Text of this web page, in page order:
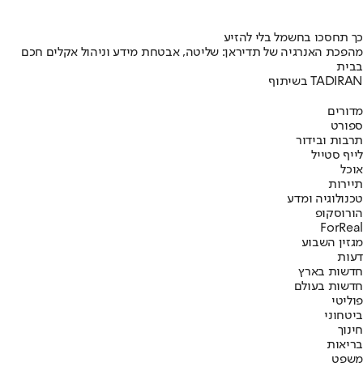
כך תחסכו בחשמל בלי להזיע
מהפכת האנרגיה של תדיראן: שליטה, אבטחת מידע וניהול אקלים חכם
בבית
בשיתוף TADIRAN
מדורים
ספורט
תרבות ובידור
לייף סטייל
אוכל
תיירות
טכנולוגיה ומדע
הורוסקופ
ForReal
מגזין השבוע
דעות
חדשות בארץ
חדשות בעולם
פוליטי
ביטחוני
חינוך
בריאות
משפט